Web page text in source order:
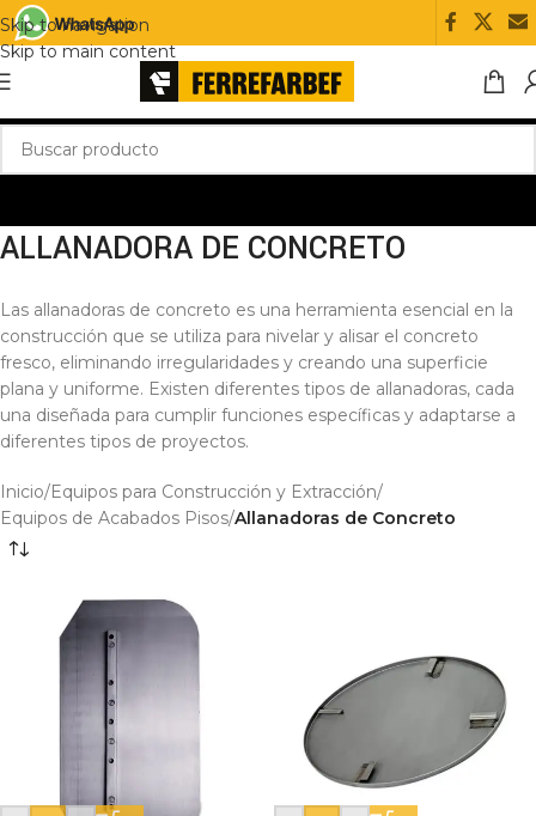
Skip to navigation
Skip to main content
ALLANADORA DE CONCRETO
Las allanadoras de concreto es una herramienta esencial en la
construcción que se utiliza para nivelar y alisar el concreto
fresco, eliminando irregularidades y creando una superficie
plana y uniforme. Existen diferentes tipos de allanadoras, cada
una diseñada para cumplir funciones específicas y adaptarse a
diferentes tipos de proyectos.
Inicio/Equipos para Construcción y Extracción/
Equipos de Acabados Pisos/Allanadoras de Concreto